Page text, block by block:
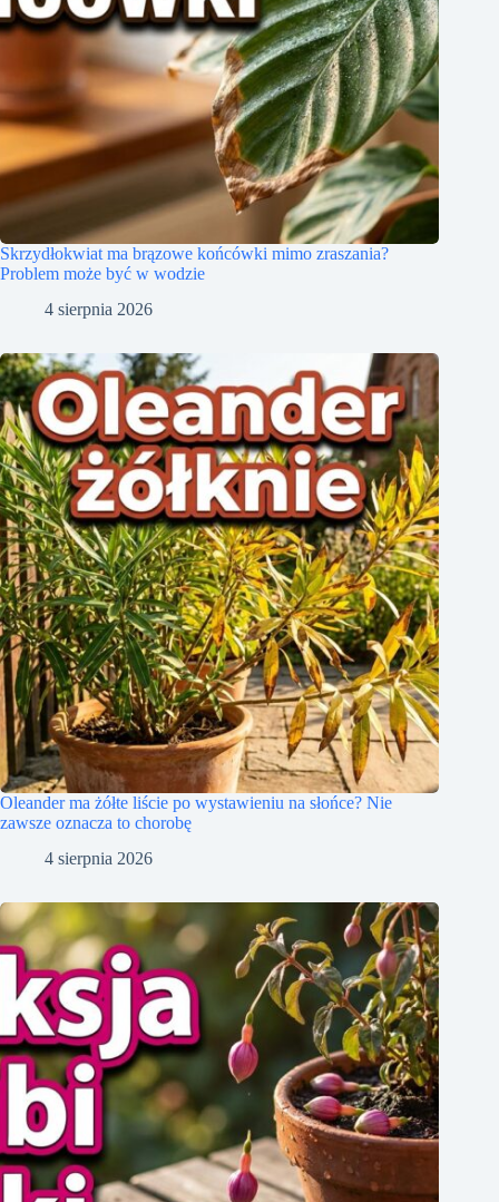
Skrzydłokwiat ma brązowe końcówki mimo zraszania?
Problem może być w wodzie
4 sierpnia 2026
Oleander ma żółte liście po wystawieniu na słońce? Nie
zawsze oznacza to chorobę
4 sierpnia 2026